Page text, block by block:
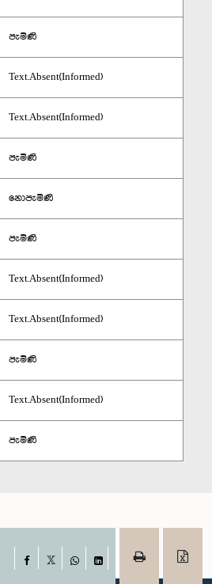
පැමිණි
Text.Absent(Informed)
Text.Absent(Informed)
පැමිණි
නොපැමිණි
පැමිණි
Text.Absent(Informed)
Text.Absent(Informed)
පැමිණි
Text.Absent(Informed)
පැමිණි
Facebook
WhatsAppLinkedIn